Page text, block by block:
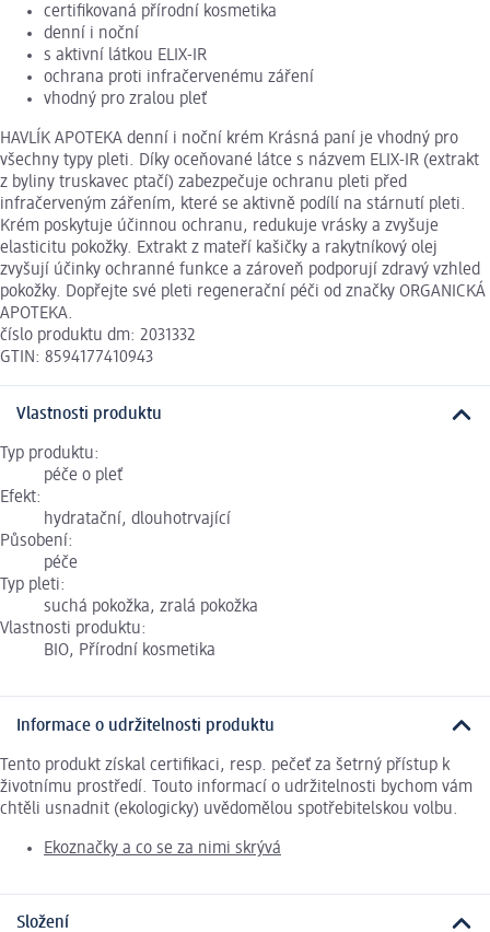
certifikovaná přírodní kosmetika
denní i noční
s aktivní látkou ELIX-IR
ochrana proti infračervenému záření
vhodný pro zralou pleť
HAVLÍK APOTEKA denní i noční krém Krásná paní je vhodný pro
všechny typy pleti. Díky oceňované látce s názvem ELIX-IR (extrakt
z byliny truskavec ptačí) zabezpečuje ochranu pleti před
infračerveným zářením, které se aktivně podílí na stárnutí pleti.
Krém poskytuje účinnou ochranu, redukuje vrásky a zvyšuje
elasticitu pokožky. Extrakt z mateří kašičky a rakytníkový olej
zvyšují účinky ochranné funkce a zároveň podporují zdravý vzhled
pokožky. Dopřejte své pleti regenerační péči od značky ORGANICKÁ
APOTEKA.
číslo produktu dm: 2031332
GTIN: 8594177410943
Vlastnosti produktu
Typ produktu:
péče o pleť
Efekt:
hydratační, dlouhotrvající
Působení:
péče
Typ pleti:
suchá pokožka, zralá pokožka
Vlastnosti produktu:
BIO, Přírodní kosmetika
Informace o udržitelnosti produktu
Tento produkt získal certifikaci, resp. pečeť za šetrný přístup k
životnímu prostředí. Touto informací o udržitelnosti bychom vám
chtěli usnadnit (ekologicky) uvědomělou spotřebitelskou volbu.
Ekoznačky a co se za nimi skrývá
Složení